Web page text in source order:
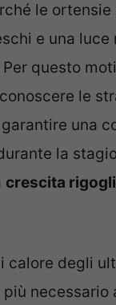
le
e una luce
questo
le
una
la
crescita
calore degli
più necessario